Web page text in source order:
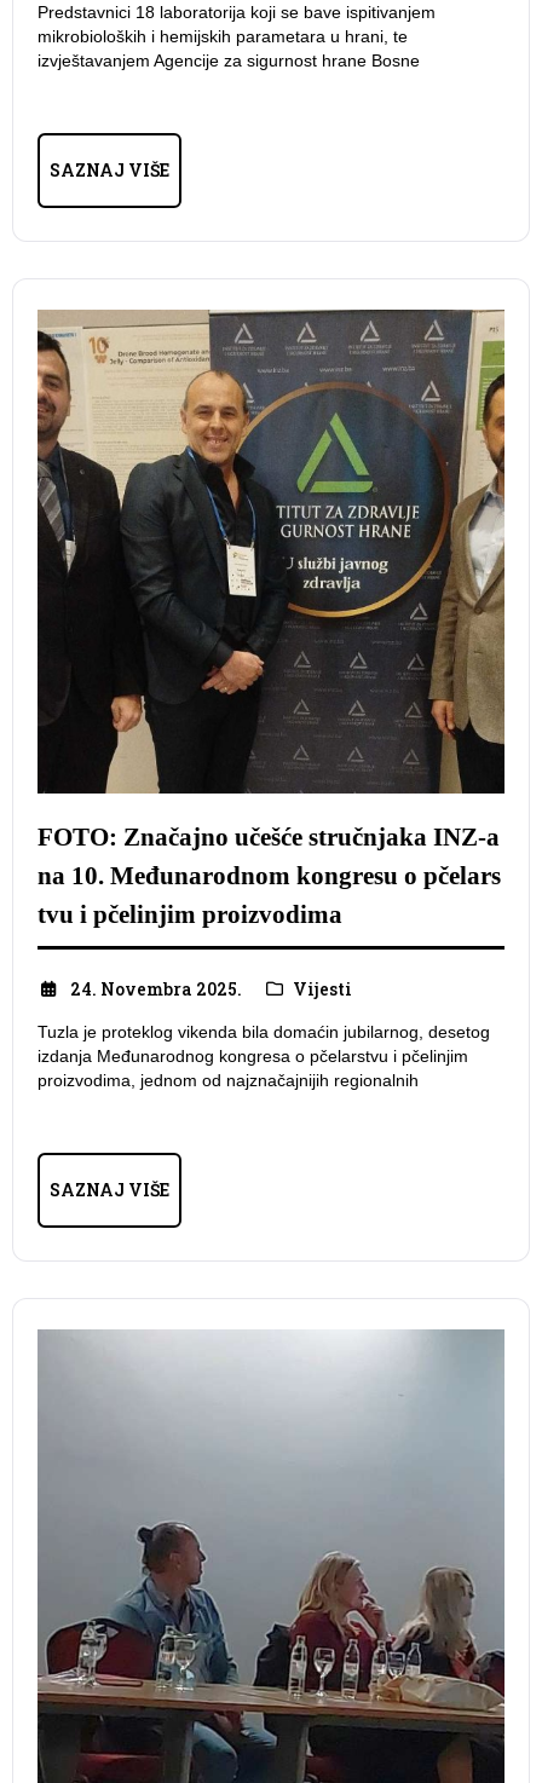
Predstavnici 18 laboratorija koji se bave ispitivanjem
mikrobioloških i hemijskih parametara u hrani, te
izvještavanjem Agencije za sigurnost hrane Bosne
SAZNAJ VIŠE
FOTO: Značajno učešće stručnjaka INZ-a
na 10. Međunarodnom kongresu o pčelars
tvu i pčelinjim proizvodima
24. Novembra 2025. Vijesti
Tuzla je proteklog vikenda bila domaćin jubilarnog, desetog
izdanja Međunarodnog kongresa o pčelarstvu i pčelinjim
proizvodima, jednom od najznačajnijih regionalnih
SAZNAJ VIŠE